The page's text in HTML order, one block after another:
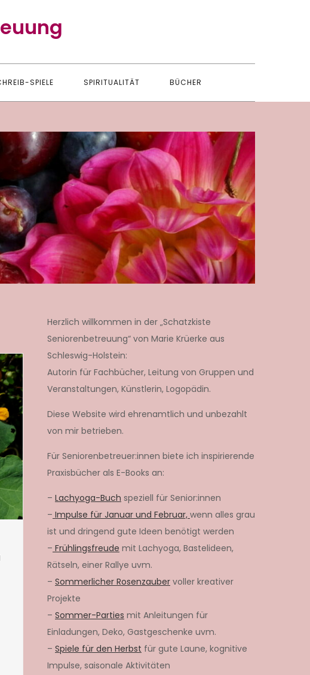
SPIELE SPIRITUALITÄT BÜCHER
Herzlich willkommen in der „Schatzkiste
Seniorenbetreuung“ von Marie Krüerke aus
Schleswig-Holstein:
Autorin für Fachbücher, Leitung von Gruppen und
Veranstaltungen, Künstlerin, Logopädin.
Diese Website wird ehrenamtlich und unbezahlt
von mir betrieben.
Für Seniorenbetreuer:innen biete ich inspirierende
Praxisbücher als E-Books an:
– Lachyoga-Buch speziell für Senior:innen
– Impulse für Januar und Februar, wenn alles grau
ist und dringend gute Ideen benötigt werden
– Frühlingsfreude mit Lachyoga, Bastelideen,
Rätseln, einer Rallye uvm.
– Sommerlicher Rosenzauber voller kreativer
Projekte
– Sommer-Parties mit Anleitungen für
Einladungen, Deko, Gastgeschenke uvm.
– Spiele für den Herbst für gute Laune, kognitive
Impulse, saisonale Aktivitäten